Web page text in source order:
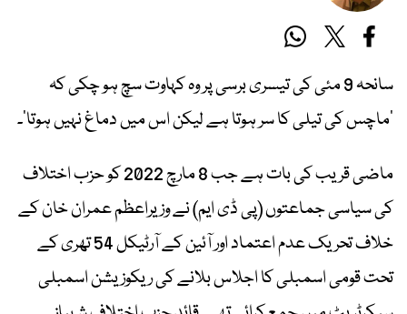
سانحہ 9 مئی کی تیسری برسی پر وہ کہاوت سچ ہو چکی کہ
’ماچس کی تیلی کا سر ہوتا ہے لیکن اس میں دماغ نہیں ہوتا‘۔
ماضی قریب کی بات ہے جب 8 مارچ 2022 کو حزب اختلاف
کی سیاسی جماعتوں (پی ڈی ایم) نے وزیراعظم عمران خان کے
خلاف تحریک عدم اعتماد اور آئین کے آرٹیکل 54 تھری کے
تحت قومی اسمبلی کا اجلاس بلانے کی ریکوزیشن اسمبلی